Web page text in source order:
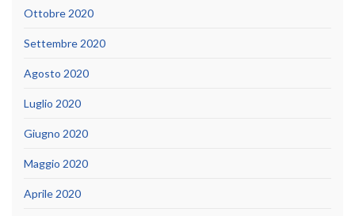
Ottobre 2020
Settembre 2020
Agosto 2020
Luglio 2020
Giugno 2020
Maggio 2020
Aprile 2020